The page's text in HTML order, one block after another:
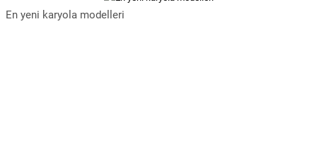
En yeni karyola modelleri